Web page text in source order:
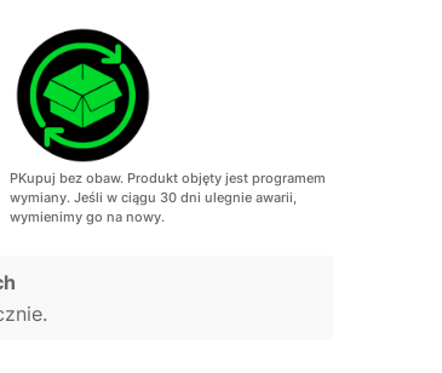
PKupuj bez obaw. Produkt objęty jest programem
wymiany. Jeśli w ciągu 30 dni ulegnie awarii,
wymienimy go na nowy.